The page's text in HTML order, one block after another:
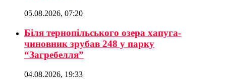
05.08.2026, 07:20
Біля тернопільського озера хапуга-
чиновник зрубав 248 у парку
“Загребелля”
04.08.2026, 19:33